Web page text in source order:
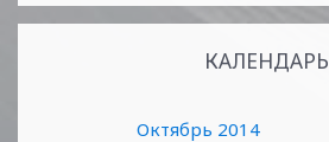
КАЛЕНДАРЬ
Октябрь 2014